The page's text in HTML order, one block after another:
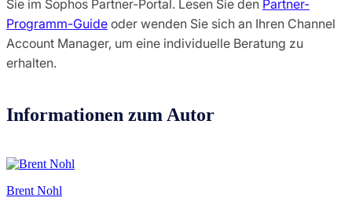
Sie im Sophos Partner-Portal. Lesen Sie den Partner-
Programm-Guide oder wenden Sie sich an Ihren Channel
Account Manager, um eine individuelle Beratung zu
erhalten.
Informationen zum Autor
Brent Nohl